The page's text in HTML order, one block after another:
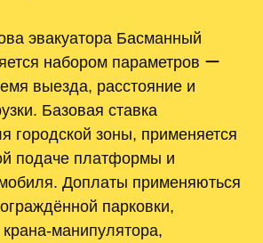
эвакуатора Басманный
набором параметров ー
выезда, расстояние и
Базовая ставка
городской зоны, применяется
подаче платформы и
Доплаты применяються
парковки,
манипулятора,